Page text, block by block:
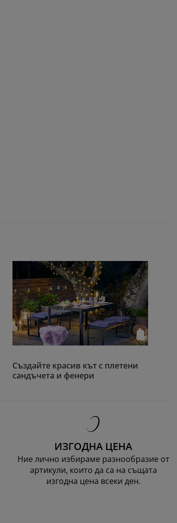
Създайте красив кът с плетени
сандъчета и фенери
ИЗГОДНА ЦЕНА
Ние лично избираме разнообразие от
артикули, които да са на същата
изгодна цена всеки ден.